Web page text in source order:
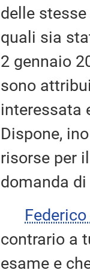
delle
quali sia
2 gennaio
sono
interessata
Dispone,
risorse per
domanda
contrario a
esame e